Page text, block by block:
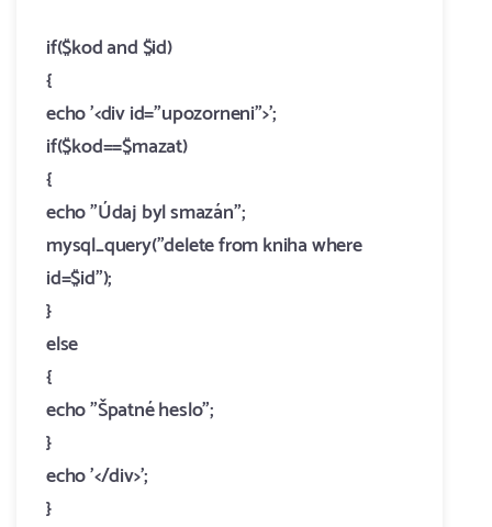
if($kod and $id)
{
echo '<div id="upozorneni">';
if($kod==$mazat)
{
echo "Údaj byl smazán";
mysql_query("delete from kniha where
id=$id");
}
else
{
echo "Špatné heslo";
}
echo '</div>';
}